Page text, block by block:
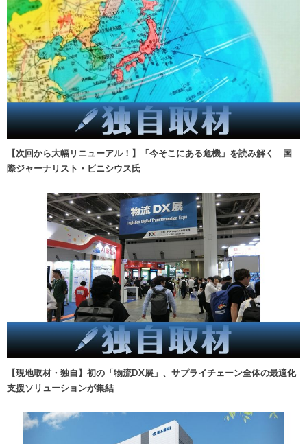
【次回から大幅リニューアル！】「今そこにある危機」を読み解く 国
際ジャーナリスト・ビニシウス氏
【現地取材・独自】初の「物流DX展」、サプライチェーン全体の最適化
支援ソリューションが集結